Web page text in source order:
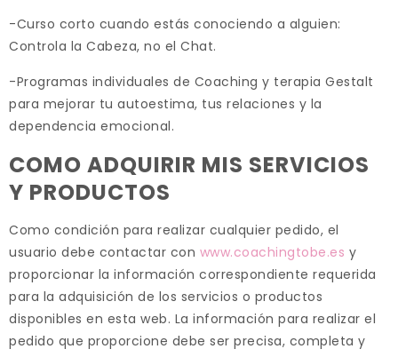
-Curso corto cuando estás conociendo a alguien:
Controla la Cabeza, no el Chat.
-Programas individuales de Coaching y terapia Gestalt
para mejorar tu autoestima, tus relaciones y la
dependencia emocional.
COMO ADQUIRIR MIS SERVICIOS
Y PRODUCTOS
Como condición para realizar cualquier pedido, el
usuario debe contactar con www.coachingtobe.es y
proporcionar la información correspondiente requerida
para la adquisición de los servicios o productos
disponibles en esta web. La información para realizar el
pedido que proporcione debe ser precisa, completa y